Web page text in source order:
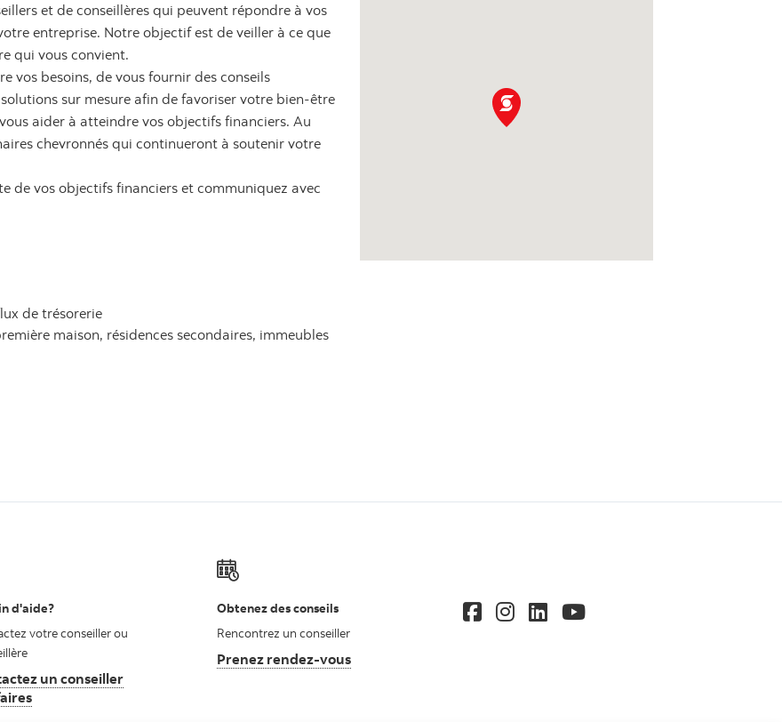
et de conseillères qui peuvent répondre à vos
entreprise. Notre objectif est de veiller à ce que
qui vous convient.
vos besoins, de vous fournir des conseils
sur mesure afin de favoriser votre bien-être
aider à atteindre vos objectifs financiers. Au
chevronnés qui continueront à soutenir votre
de vos objectifs financiers et communiquez avec
de trésorerie
maison, résidences secondaires, immeubles
d'aide?
votre conseiller ou
un conseiller
Obtenez des conseils
Rencontrez un conseiller
Prenez rendez-vous